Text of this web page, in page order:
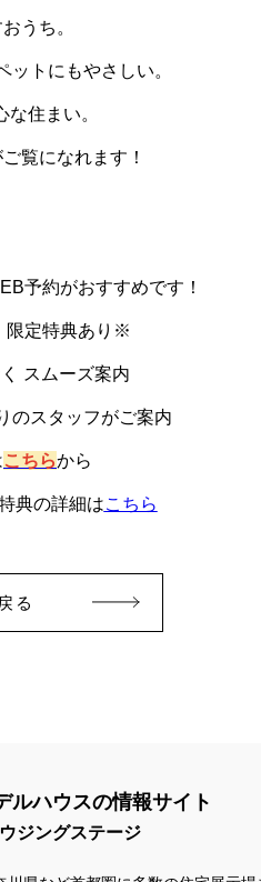
すおうち。
もやさしい。
心な住まい。
覧になれます！
予約がおすすめです！
定特典あり※
スムーズ案内
のスタッフがご案内
こちらから
典の詳細はこちら
戻る
ルハウスの情報サイト
ジングステージ